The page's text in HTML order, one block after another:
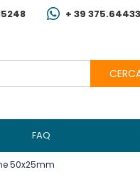
+ 39
FAQ
50x25mm